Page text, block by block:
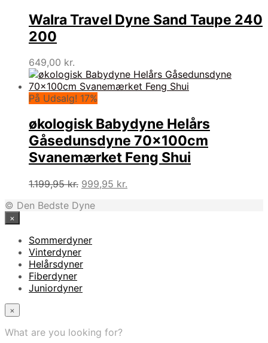
var:
1.295,95 kr..
er:
999,95 kr..
Walra Travel Dyne Sand Taupe 240
200
649,00 kr.
På Udsalg! 17%
økologisk Babydyne Helårs
Gåsedunsdyne 70x100cm
Svanemærket Feng Shui
1.199,95kr. Den
pris
999,95 kr.
© Den Bedste Dyne
×
Sommerdyner
Vinterdyner
Helårsdyner
Fiberdyner
Juniordyner
×
What are you looking for?